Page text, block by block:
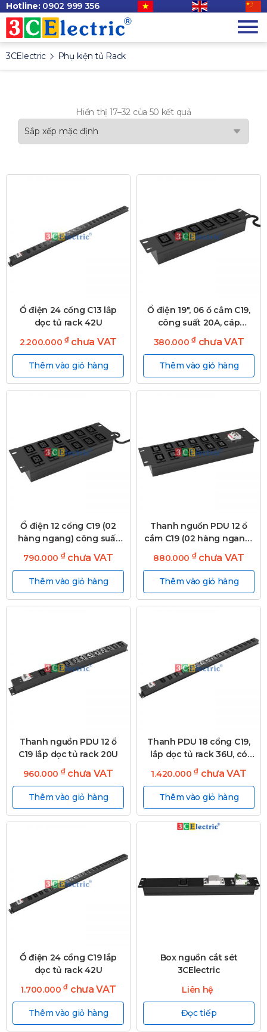
Hotline: 0902 999 356
3CElectric Phụ kiện tủ Rack
Hiển thị 17–32 của 50 kết quả
Ổ điện 24 cổng C13 lắp
dọc tủ rack 42U
2.200.000 ₫chưa VAT
Thêm vào giỏ hàng
Ổ điện 19″, 06 ổ cắm C19,
công suất 20A, cáp
nguồn 03m
380.000₫ chưa VAT
Thêm vào giỏ hàng
Ổ điện 12 cổng C19 (02
hàng ngang) công suất
Max 20A, cáp nguồn 03m
790.000 ₫chưa VAT
Thêm vào giỏ hàng
Thanh nguồn PDU 12 ổ
cắm C19 (02 hàng ngang)
có MCB 32A
880.000 ₫chưa VAT
Thêm vào giỏ hàng
Thanh nguồn PDU 12 ổ
C19 lắp dọc tủ rack 20U
960.000 ₫chưa VAT
Thêm vào giỏ hàng
Thanh PDU 18 cổng C19,
lắp dọc tủ rack 36U, có
MCB 2P 50A
1.420.000₫ chưa VAT
Thêm vào giỏ hàng
Ổ điện 24 cổng C19 lắp
dọc tủ rack 42U
1.700.000₫ chưa VAT
Thêm vào giỏ hàng
Box nguồn cắt sét
3CElectric
Liên hệ
Đọc tiếp